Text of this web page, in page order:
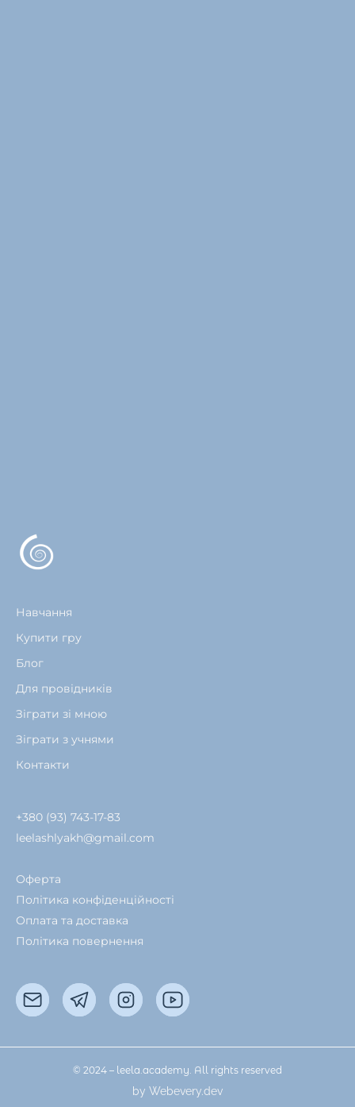
Навчання
Купити гру
Блог
Для провідників
Зіграти зі мною
Зіграти з учнями
Контакти
+380 (93) 743-17-83
leelashlyakh@gmail.com
Оферта
Політика конфіденційності
Оплата та доставка
Політика повернення
© 2024 – leela.academy. All rights reserved
by Webevery.dev